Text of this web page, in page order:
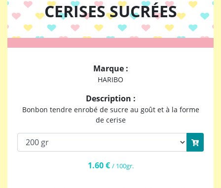
CERISES SUCRÉES
Marque :
HARIBO
Description :
Bonbon tendre enrobé de sucre au goût et à la forme
de cerise
1.60 € / 100gr.